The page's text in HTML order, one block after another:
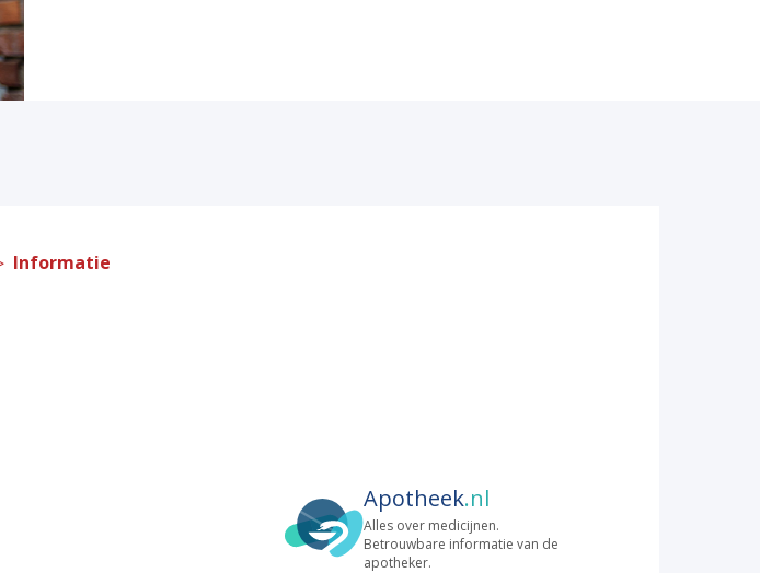
Informatie
Apotheek.nl
Alles over medicijnen.
Betrouwbare informatie van de
apotheker.